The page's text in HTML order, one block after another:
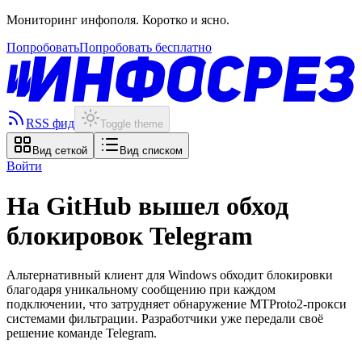
Мониторинг инфополя. Коротко и ясно.
ПопробоватьПопробовать бесплатно
RSS фид Toggle theme
Вид сеткой Вид списком
Войти
На GitHub вышел обход
блокировок Telegram
Альтернативный клиент для Windows обходит блокировки
благодаря уникальному сообщению при каждом
подключении, что затрудняет обнаружение MTProto2-прокси
системами фильтрации. Разработчики уже передали своё
решение команде Telegram.